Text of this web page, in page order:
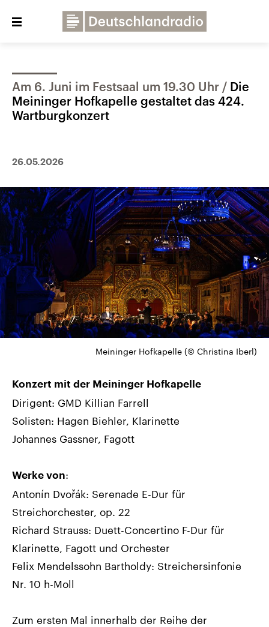
Close
Deutschlandfunk Kultur
Über uns Programme Presse
Dialog und Kontakt Veranstaltungen
Am 6. Juni im Festsaal um 19.30 Uhr
Die
Meininger Hofkapelle gestaltet das 424.
Wartburgkonzert
26.05.2026
Meininger Hofkapelle (© Christina Iberl)
Konzert mit der Meininger Hofkapelle
Dirigent: GMD Killian Farrell
Solisten: Hagen Biehler, Klarinette
Johannes Gassner, Fagott
Werke von:
Antonín Dvořák: Serenade E-Dur für
Streichorchester, op. 22
Richard Strauss: Duett-Concertino F-Dur für
Klarinette, Fagott und Orchester
Felix Mendelssohn Bartholdy: Streichersinfonie
Nr. 10 h-Moll
Zum ersten Mal innerhalb der Reihe der